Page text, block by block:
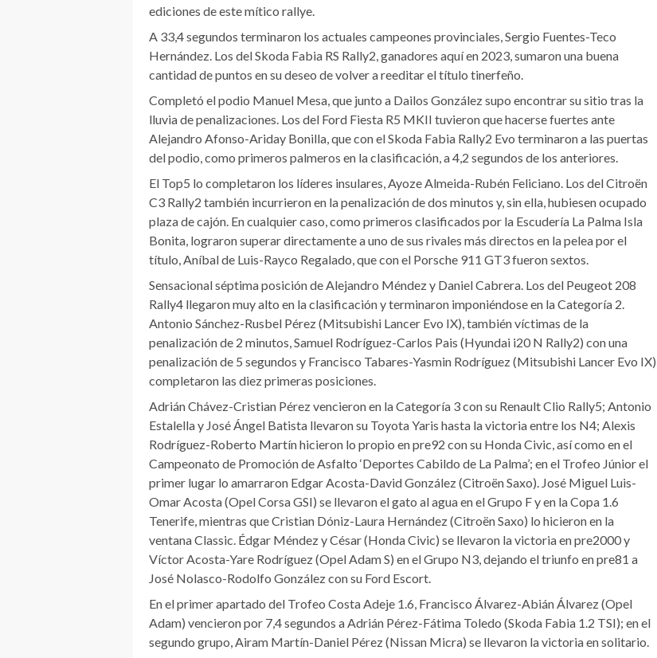
ediciones de este mítico rallye.
A 33,4 segundos terminaron los actuales campeones provinciales, Sergio Fuentes-Teco
Hernández. Los del Skoda Fabia RS Rally2, ganadores aquí en 2023, sumaron una buena
cantidad de puntos en su deseo de volver a reeditar el título tinerfeño.
Completó el podio Manuel Mesa, que junto a Dailos González supo encontrar su sitio tras la
lluvia de penalizaciones. Los del Ford Fiesta R5 MKII tuvieron que hacerse fuertes ante
Alejandro Afonso-Ariday Bonilla, que con el Skoda Fabia Rally2 Evo terminaron a las puertas
del podio, como primeros palmeros en la clasificación, a 4,2 segundos de los anteriores.
El Top5 lo completaron los líderes insulares, Ayoze Almeida-Rubén Feliciano. Los del Citroën
C3 Rally2 también incurrieron en la penalización de dos minutos y, sin ella, hubiesen ocupado
plaza de cajón. En cualquier caso, como primeros clasificados por la Escudería La Palma Isla
Bonita, lograron superar directamente a uno de sus rivales más directos en la pelea por el
título, Aníbal de Luis-Rayco Regalado, que con el Porsche 911 GT3 fueron sextos.
Sensacional séptima posición de Alejandro Méndez y Daniel Cabrera. Los del Peugeot 208
Rally4 llegaron muy alto en la clasificación y terminaron imponiéndose en la Categoría 2.
Antonio Sánchez-Rusbel Pérez (Mitsubishi Lancer Evo IX), también víctimas de la
penalización de 2 minutos, Samuel Rodríguez-Carlos Pais (Hyundai i20 N Rally2) con una
penalización de 5 segundos y Francisco Tabares-Yasmin Rodríguez (Mitsubishi Lancer Evo IX),
completaron las diez primeras posiciones.
Adrián Chávez-Cristian Pérez vencieron en la Categoría 3 con su Renault Clio Rally5; Antonio
Estalella y José Ángel Batista llevaron su Toyota Yaris hasta la victoria entre los N4; Alexis
Rodríguez-Roberto Martín hicieron lo propio en pre92 con su Honda Civic, así como en el
Campeonato de Promoción de Asfalto ‘Deportes Cabildo de La Palma’; en el Trofeo Júnior el
primer lugar lo amarraron Edgar Acosta-David González (Citroën Saxo). José Miguel Luis-
Omar Acosta (Opel Corsa GSI) se llevaron el gato al agua en el Grupo F y en la Copa 1.6
Tenerife, mientras que Cristian Dóniz-Laura Hernández (Citroën Saxo) lo hicieron en la
ventana Classic. Édgar Méndez y César (Honda Civic) se llevaron la victoria en pre2000 y
Víctor Acosta-Yare Rodríguez (Opel Adam S) en el Grupo N3, dejando el triunfo en pre81 a
José Nolasco-Rodolfo González con su Ford Escort.
En el primer apartado del Trofeo Costa Adeje 1.6, Francisco Álvarez-Abián Álvarez (Opel
Adam) vencieron por 7,4 segundos a Adrián Pérez-Fátima Toledo (Skoda Fabia 1.2 TSI); en el
segundo grupo, Airam Martín-Daniel Pérez (Nissan Micra) se llevaron la victoria en solitario.